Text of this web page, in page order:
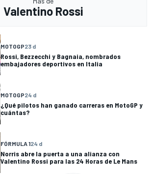
Valentino Rossi
MOTOGP23 d
Rossi, Bezzecchi y Bagnaia, nombrados
embajadores deportivos en Italia
MOTOGP24 d
¿Qué pilotos han ganado carreras en MotoGP y
cuántas?
FÓRMULA 124 d
Norris abre la puerta a una alianza con
Valentino Rossi para las 24 Horas de Le Mans